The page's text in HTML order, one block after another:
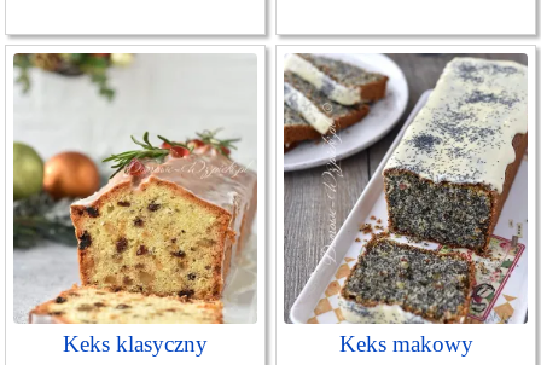
Keks klasyczny Keks makowy